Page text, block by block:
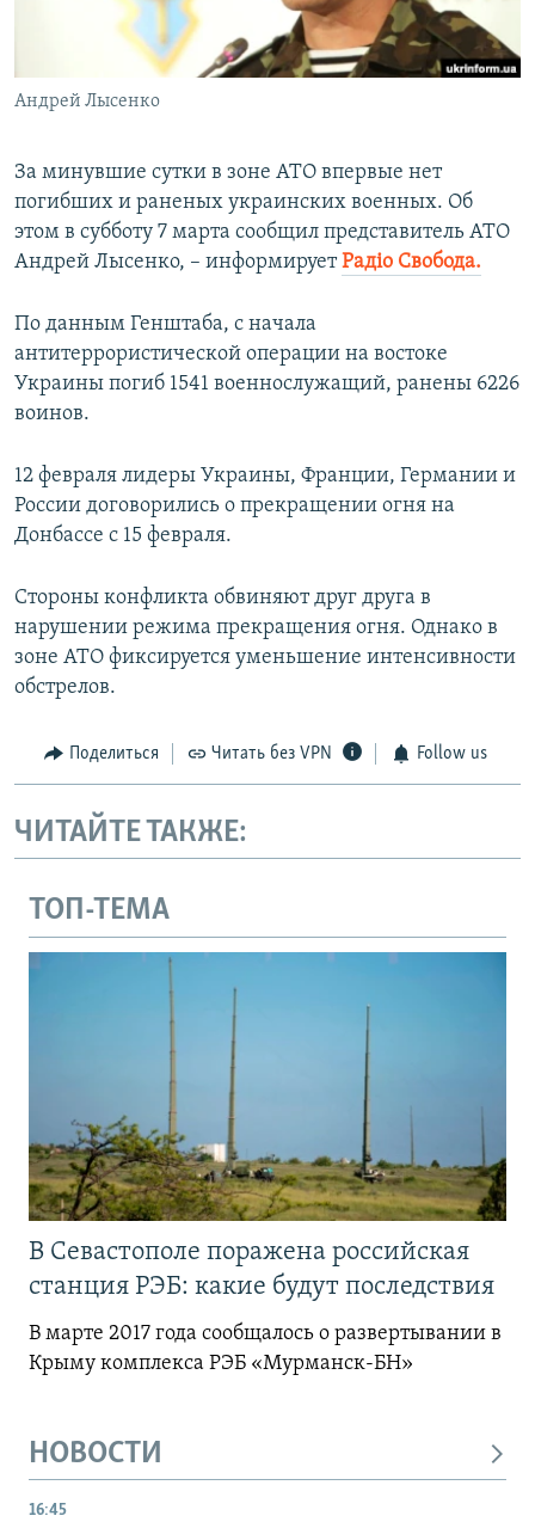
ПОБЕДИТЕЛЕЙ НЕ СУДЯТ?
КРЫМ.НЕПОКОРЕННЫЙ
ELIFBE
ПРИСОЕДИНЯЙТЕСЬ!
Все сайты RFE/RL
Андрей Лысенко
За минувшие сутки в зоне АТО впервые нет
погибших и раненых украинских военных. Об
этом в субботу 7 марта сообщил представитель АТО
Андрей Лысенко, – информируетРадіо Свобода.
По данным Генштаба, с начала
антитеррористической операции на востоке
Украины погиб 1541 военнослужащий, ранены 6226
воинов.
12 февраля лидеры Украины, Франции, Германии и
России договорились о прекращении огня на
Донбассе с 15 февраля.
Стороны конфликта обвиняют друг друга в
нарушении режима прекращения огня. Однако в
зоне АТО фиксируется уменьшение интенсивности
обстрелов.
Поделиться Читать без VPN Follow us
ЧИТАЙТЕ ТАКЖЕ:
ТОП-ТЕМА
В Севастополе поражена российская
станция РЭБ: какие будут последствия
В марте 2017 года сообщалось о развертывании в
Крыму комплекса РЭБ «Мурманск-БН»
НОВОСТИ
16:45